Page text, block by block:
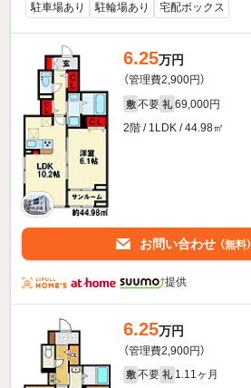
駐車場あり 駐輪場あり 宅配ボックス
6.25万円
（管理費2,900円）
敷 不要 礼 69,000円
2階 / 1LDK / 44.98㎡
お問い合わせ （無料）
提供
6.25万円
（管理費2,900円）
敷 不要 礼 1.11ヶ月